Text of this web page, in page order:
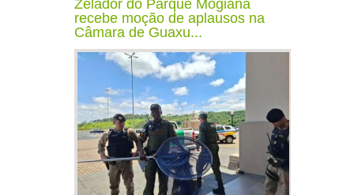
Zelador do Parque Mogiana
recebe moção de aplausos na
Câmara de Guaxu...